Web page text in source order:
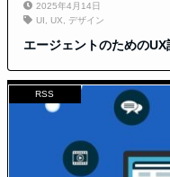
2025年4月14日
UI , UX, デザイン
エージェントのための
RSS